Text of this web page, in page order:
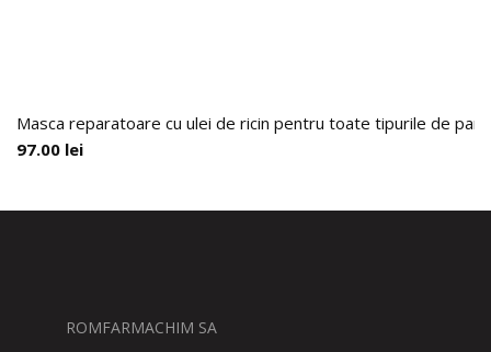
Masca reparatoare cu ulei de ricin pentru toate tipurile de par,
97.00 lei
ROMFARMACHIM SA